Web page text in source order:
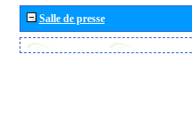
Salle de presse